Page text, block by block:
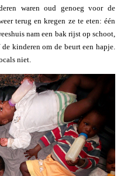
waren oud genoeg voor de
terug en kregen ze te eten: één
nam een bak rijst op schoot,
kinderen om de beurt een hapje.
niet.